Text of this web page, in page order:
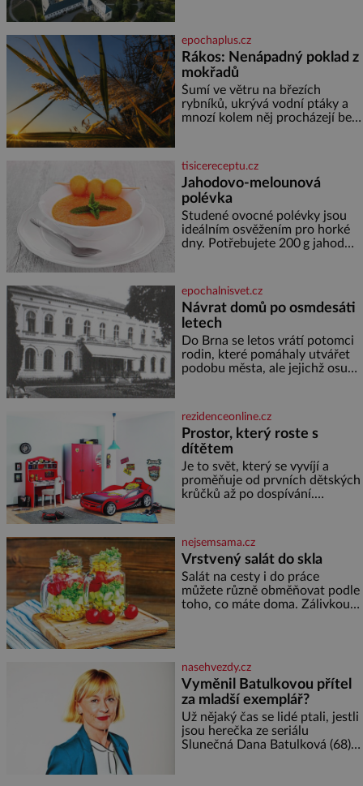
jediného dne můžete
nahlédnout do útrob jedné z
nejvýznamnějších vodních
elektráren v Evropě, vydat se na
horské hřebeny, projet se na
koloběžce a den zakončit
poznáváním památek ve
epochaplus.cz
Rákos: Nenápadný poklad z
mokřadů
Šumí ve větru na březích
rybníků, ukrývá vodní ptáky a
mnozí kolem něj procházejí bez
lodě, zapisovat první texty a
inspiroval řadu pověstí. Tato
skromná, ale užitečná rostlina
provází člověka už tisíce let.
Většina lidí vnímá rákos jen jako
obyčejnou kulisu letního
koupání. Stačí se však podívat
tisicereceptu.cz
Jahodovo-melounová
polévka
Studené ovocné polévky jsou
ideálním osvěžením pro horké
dny. Potřebujete 200 g jahod
cukru krystal 1 lžíci medu 200 g
zakysané sm
epochalnisvet.cz
Návrat domů po osmdesáti
letech
Do Brna se letos vrátí potomci
rodin, které pomáhaly utvářet
podobu města, ale jejichž osudy
Placzek, Löw-Beer, Fuhrmann,
Kohn a Stiassni se stanou
jednou z hlavních
dramaturgických linií festivalu
židovské kultury ŠTETL FEST
2026. Některé návraty nejsou
jednoduché. Místa, která si
rezidenceonline.cz
Prostor, který roste s
dítětem
Je to svět, který se vyvíjí a
proměňuje od prvních dětských
krůčků až po dospívání.
soustředění i odpočinek a
reaguje na každou etapu života
a specifické potřeby dítěte. Pro
nejmenší je klíčová
jednoduchost, měkkost a
bezpečí, proto by pokoj
nejsemsama.cz
Vrstvený salát do skla
Salát na cesty i do práce
můžete různě obměňovat podle
toho, co máte doma. Zálivkou
potřebujete: ✿ 1/4 ledového
nebo jiného salátu (římský salát,
polníček…) ✿ 1 malá konzerva
kukuřice ✿ ½ okurky ✿ 2
rajčata Zálivka: ✿ 4 lžíce
olivového oleje ✿ 1 lžíci
citronové šťávy ✿ ½ stroužku
nasehvezdy.cz
Vyměnil Batulkovou přítel
za mladší exemplář?
Už nějaký čas se lidé ptali, jestli
jsou herečka ze seriálu
Slunečná Dana Batulková (68) a